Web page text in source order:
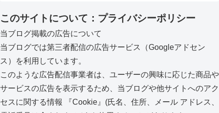
このサイトについて：プライバシーポリシー
当ブログ掲載の広告について
当ブログでは第三者配信の広告サービス（Googleアドセン
ス）を利用しています。
このような広告配信事業者は、ユーザーの興味に応じた商品や
サービスの広告を表示するため、当ブログや他サイトへのアク
セスに関する情報 『Cookie』(氏名、住所、メール アドレス、